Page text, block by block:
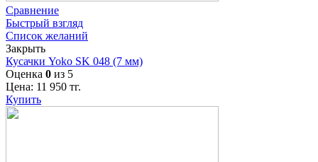
Сравнение
Быстрый взгляд
Список желаний
Закрыть
Кусачки Yoko SK 048 (7 мм)
Оценка 0 из 5
Цена: 11 950 тг.
Купить